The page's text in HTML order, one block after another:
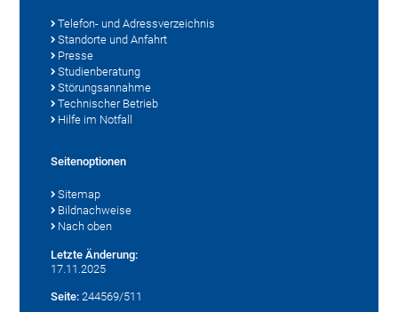
Telefon- und Adressverzeichnis
Standorte und Anfahrt
Presse
Studienberatung
Störungsannahme
Technischer Betrieb
Hilfe im Notfall
Seitenoptionen
Sitemap
Bildnachweise
Nach oben
Letzte Änderung:
17.11.2025
Seite: 244569/511